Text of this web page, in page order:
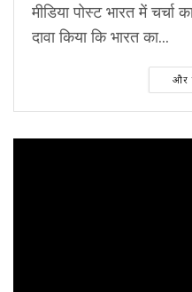
मीडिया पोस्ट भारत में
दावा किया कि भारत का...
और